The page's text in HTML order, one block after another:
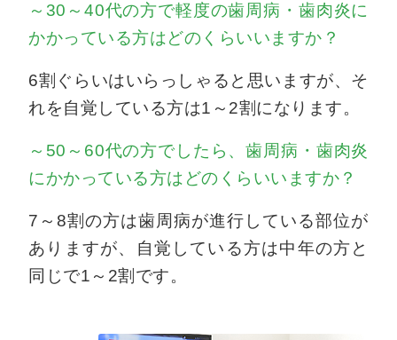
～30～40代の方で軽度の歯周病・歯肉炎に
かかっている方はどのくらいいますか？
6割ぐらいはいらっしゃると思いますが、そ
れを自覚している方は1～2割になります。
～50～60代の方でしたら、歯周病・歯肉炎
にかかっている方はどのくらいいますか？
7～8割の方は歯周病が進行している部位が
ありますが、自覚している方は中年の方と
同じで1～2割です。